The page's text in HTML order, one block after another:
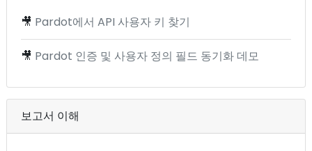
🎥 Pardot에서 API 사용자 키 찾기
🎥 Pardot 인증 및 사용자 정의 필드 동기화 데모
보고서 이해